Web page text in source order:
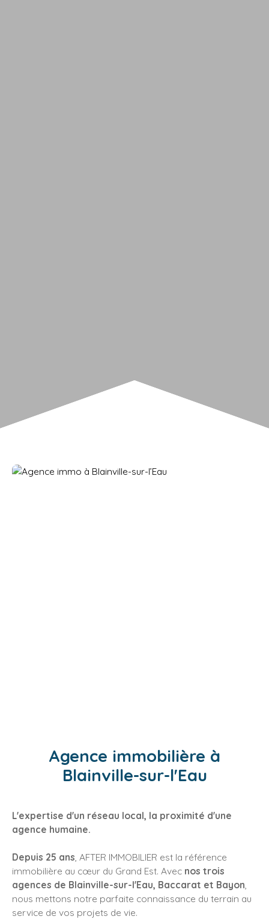
Agence immobilière à
Blainville-sur-l'Eau
L'expertise d'un réseau local, la proximité d'une
agence humaine.
Depuis 25 ans, AFTER IMMOBILIER est la référence
immobilière au cœur du Grand Est. Avec nos trois
agences de Blainville-sur-l'Eau, Baccarat et Bayon,
nous mettons notre parfaite connaissance du terrain au
service de vos projets de vie.